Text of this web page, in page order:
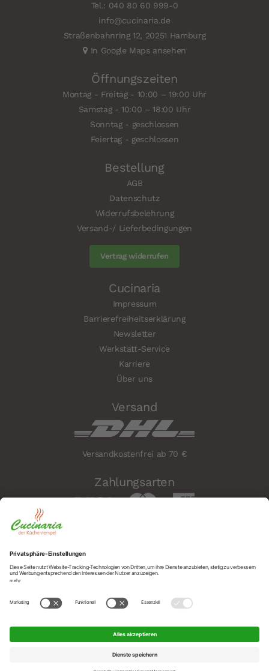
Tel.: 040 80 60 999-0
info@cucinaria.de
Straßenbahnring 12, 20251 Hamburg
In Google Maps ansehen
Öffnungszeiten
Montag - Freitag - 10:00 – 19:00 Uhr
Samstag - 10:00 – 18:00 Uhr
Sonntag - geschlossen
Feiertag - geschlossen
Bestellung
AGB
Datenschutz
Widerrufsbelehrung
Versand-/ Lieferbedingungen
Vertrag widerrufen
Cucinaria
Impressum
Barrierefreiheitserklärung
Newsletter
Werkstatt-Service
Karriere
Über uns
Versand
Versandkostenfrei ab 70 €
Zahlungsarten
Sicherheit
Social